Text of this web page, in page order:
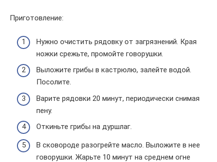
Приготовление:
Нужно очистить рядовку от загрязнений. Края
ножки срежьте, промойте говорушки.
Выложите грибы в кастрюлю, залейте водой.
Посолите.
Варите рядовки 20 минут, периодически снимая
пену.
Откиньте грибы на дуршлаг.
В сковороде разогрейте масло. Выложите в нее
говорушки. Жарьте 10 минут на среднем огне